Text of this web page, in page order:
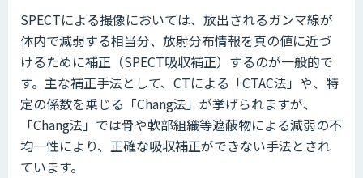
SPECTによる撮像においては、放出されるガンマ線が
体内で減弱する相当分、放射分布情報を真の値に近づ
けるために補正（SPECT吸収補正）するのが一般的で
す。主な補正手法として、CTによる「CTAC法」や、特
定の係数を乗じる「Chang法」が挙げられますが、
「Chang法」では骨や軟部組織等遮蔽物による減弱の不
均一性により、正確な吸収補正ができない手法とされ
ています。